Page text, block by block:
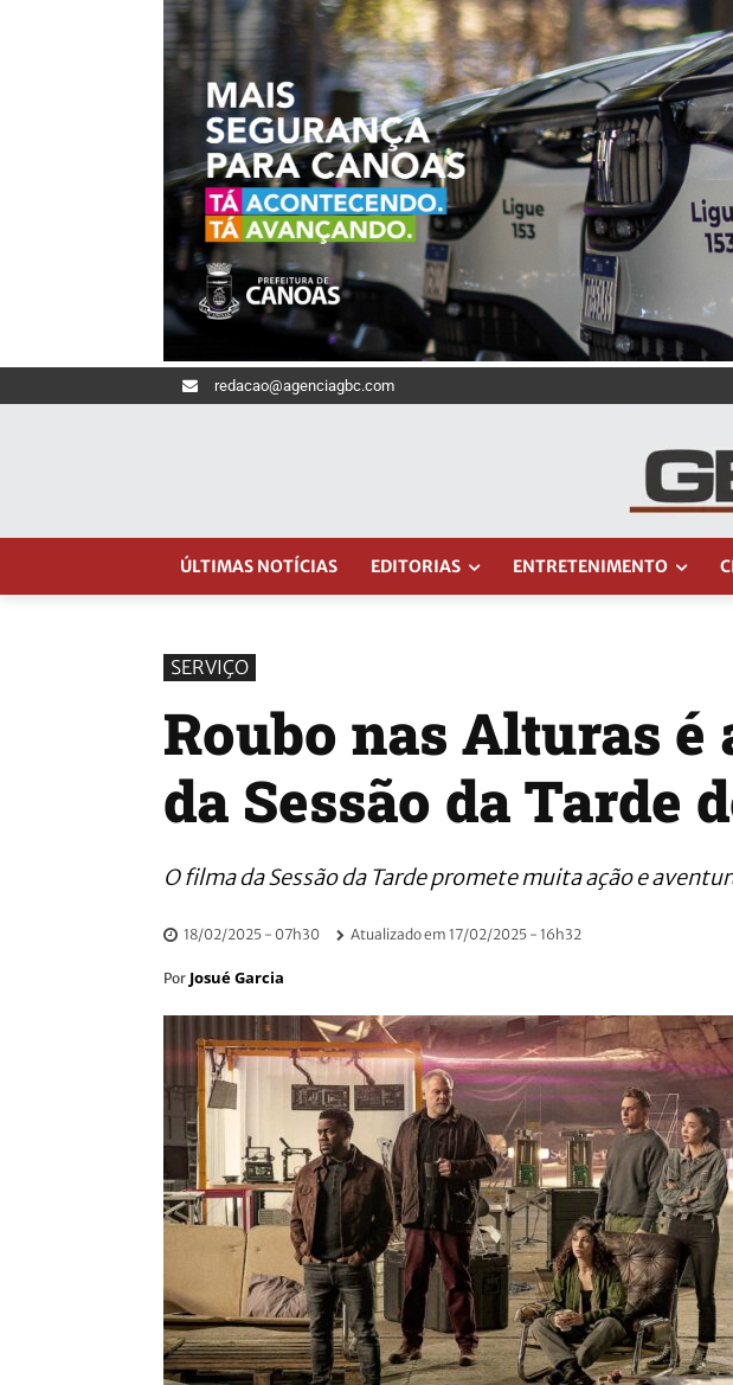
redacao@agenciagbc.com
ÚLTIMAS NOTÍCIAS EDITORIAS ENTRETENIMENTO
SERVIÇO
Roubo nas Alturas é
da Sessão da Tarde
O filma da Sessão da Tarde promete muita ação e
18/02/2025 - 07h30 Atualizado em 17/02/2025 - 16h32
Por Josué Garcia